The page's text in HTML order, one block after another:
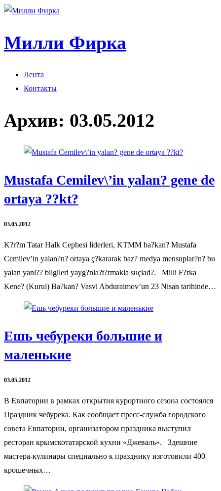
Милли Фирка
Лента
Контакты
Архив: 03.05.2012
Mustafa Cemilev\’in yalan? gene de
ortaya ??kt?
03.05.2012
K?r?m Tatar Halk Cephesi liderleri, KTMM ba?kan? Mustafa
Cemilev’in yalan?n? ortaya ç?kararak baz? medya mensuplar?n? bu
yalan yanl?? bilgileri yayg?nla?t?rmakla suçlad?. Milli F?rka
Kene? (Kurul) Ba?kan? Vasvi Abduraimov’un 23 Nisan tarihinde…
Ешь чебуреки большие и
маленькие
03.05.2012
В Евпатории в рамках открытия курортного сезона состоялся
Праздник чебурека. Как сообщает пресс-служба городского
совета Евпатории, организатором праздника выступил
ресторан крымскотатарской кухни «Джеваль». Здешние
мастера-кулинары специально к празднику изготовили 400
крошечных…